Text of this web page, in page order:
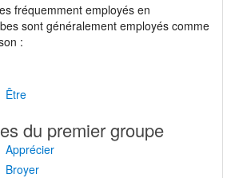
fréquemment employés en
sont généralement employés comme
:
Être
du premier groupe
Apprécier
Broyer